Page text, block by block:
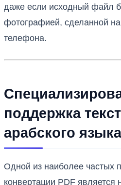
даже если исходный файл
фотографией, сделанной
телефона.
поддержка
арабского языка
Одной из наиболее частых
конвертации PDF является